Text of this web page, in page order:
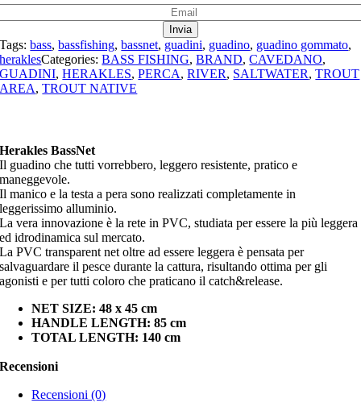
Tags:bass,bassfishing,bassnet, guadini, guadino, guadino gommato,
heraklesCategories:BASS FISHING,BRAND,CAVEDANO,
GUADINI,HERAKLES,PERCA,RIVER, SALTWATER,TROUT
AREA,TROUT NATIVE
Herakles BassNet
Il guadino che tutti vorrebbero, leggero resistente, pratico e
maneggevole.
Il manico e la testa a pera sono realizzati completamente in
leggerissimo alluminio.
La vera innovazione è la rete in PVC, studiata per essere la più leggera
ed idrodinamica sul mercato.
La PVC transparent net oltre ad essere leggera è pensata per
salvaguardare il pesce durante la cattura, risultando ottima per gli
agonisti e per tutti coloro che praticano il catch&release.
NET SIZE: 48 x 45 cm
HANDLE LENGTH: 85 cm
TOTAL LENGTH: 140 cm
Recensioni
Recensioni (0)